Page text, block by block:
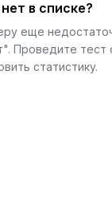
в списке?
еще
Проведите тест
статистику.